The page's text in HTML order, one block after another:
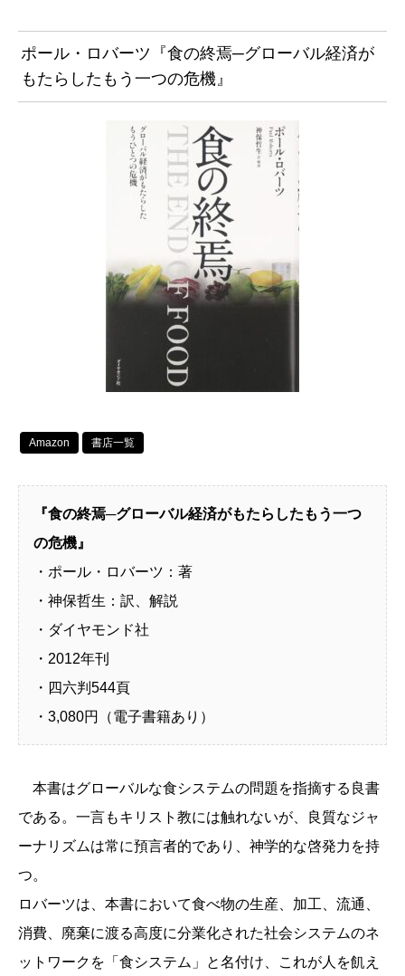
ポール・ロバーツ『食の終焉─グローバル経済が
もたらしたもう一つの危機』
Amazon 書店一覧
『食の終焉─グローバル経済がもたらしたもう一つ
の危機』
・ポール・ロバーツ：著
・神保哲生：訳、解説
・ダイヤモンド社
・2012年刊
・四六判544頁
・3,080円（電子書籍あり）
本書はグローバルな食システムの問題を指摘する良書
である。一言もキリスト教には触れないが、良質なジャ
ーナリズムは常に預言者的であり、神学的な啓発力を持
つ。
ロバーツは、本書において食べ物の生産、加工、流通、
消費、廃棄に渡る高度に分業化された社会システムのネ
ットワークを「食システム」と名付け、これが人を飢え